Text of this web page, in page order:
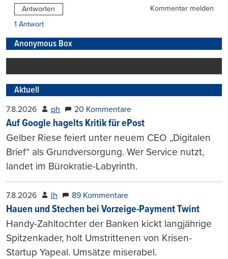
Antworten
Kommentar melden
1 Antwort
Anonymous Box
Aktuell
7.8.2026 ph 20 Kommentare
Auf Google hagelts Kritik für ePost
Gelber Riese feiert unter neuem CEO „Digitalen
Brief“ als Grundversorgung. Wer Service nutzt,
landet im Bürokratie-Labyrinth.
7.8.2026 lh 89 Kommentare
Hauen und Stechen bei Vorzeige-Payment Twint
Handy-Zahltochter der Banken kickt langjährige
Spitzenkader, holt Umstrittenen von Krisen-
Startup Yapeal. Umsätze miserabel.